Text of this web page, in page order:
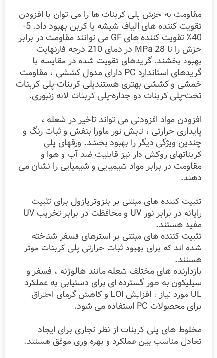
مقاومت به خزش پلی کربنات ها را می توان با افزودن
تقویت کننده های الیاف شیشه یا کربن بهبود داد. 5-
40٪ تقویت کننده های GF می توانند مقاومت در برابر
خزش را تا 28 MPa در دمای 210 درجه فارنهایت
بهبود بخشند. گریدهای تقویت شده در مقایسه با
گریدهای استاندارد PC دارای مدول کششی ، مقاومت
خمشی و کششی بهتری هستندپلی کربنات-پلی کربنات
تخت-پلی کربنات دو جداره-پلی کربنات لانه زنبوری.
افزودن مواد افزودنی می تواند تاخیر در شعله ،
پایداری حرارتی ، تابش نور ماورا بنفش و ثبات رنگ و
چندین ویژگی دیگر را بهبود بخشد. ورقهای پلی
کربناتهای روکش دار نیز قابلیت ضد آب و هوا و
مقاومت در برابر مواد شیمیایی و شیمیایی را نشان می
دهند.
تثبیت کننده های مبتنی بر بنزوتریازول برای تثبیت
رایانه در برابر نور UV و محافظت در برابر تخریب UV
مفید هستند.
تثبیت کننده های مبتنی بر استرهای فسفر شناخته
شده اند که برای بهبود ثبات حرارتی پلی کربنات موثر
هستند.
بازدارنده های مختلف شعله مانند هالوژنه ، فسفر و
سیلیکون به طور گسترده ای برای دستیابی به عملکرد
UL مورد نیاز ، افزایش LOI و کاهش گرمای احتراق
برای محصولات PC استفاده می شود.
مخلوط های پلی کربنات از نظر تجاری برای ایجاد
تعادل مناسب بین عملکرد و بهره وری موفق هستند.